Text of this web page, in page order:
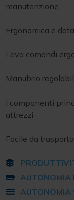
manutenzione
Ergonomica e
Leva comandi
Manubrio
I componenti
attrezzi
Facile da
AUTONOMIA
AUTONOMIA